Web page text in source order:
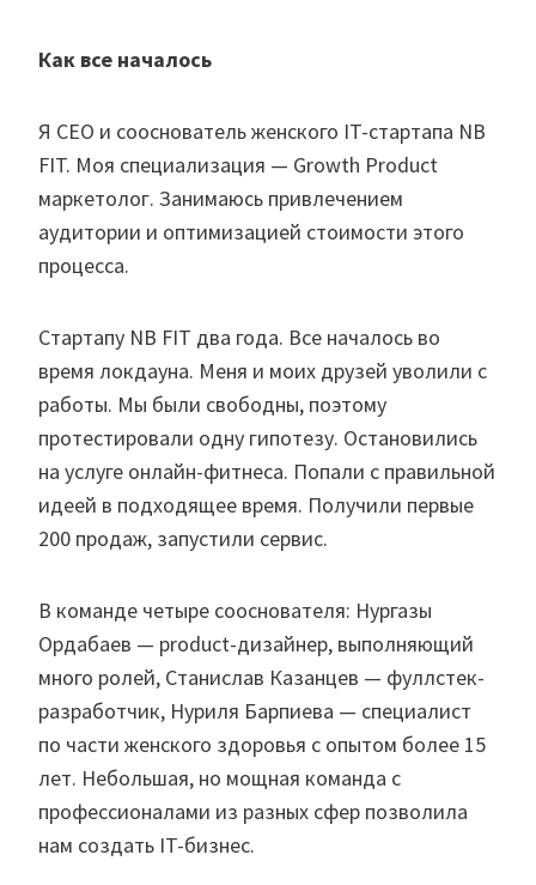
Как все началось
Я СЕО и сооснователь женского IT-стартапа NB
FIT. Моя специализация — Growth Product
маркетолог. Занимаюсь привлечением
аудитории и оптимизацией стоимости этого
процесса.
Стартапу NB FIT два года. Все началось во
время локдауна. Меня и моих друзей уволили с
работы. Мы были свободны, поэтому
протестировали одну гипотезу. Остановились
на услуге онлайн-фитнеса. Попали с правильной
идеей в подходящее время. Получили первые
200 продаж, запустили сервис.
В команде четыре сооснователя: Нургазы
Ордабаев — product-дизайнер, выполняющий
много ролей, Станислав Казанцев — фуллстек-
разработчик, Нуриля Барпиева — специалист
по части женского здоровья с опытом более 15
лет. Небольшая, но мощная команда с
профессионалами из разных сфер позволила
нам создать IT-бизнес.